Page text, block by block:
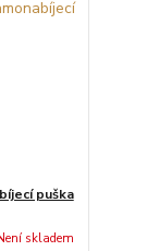
puška
skladem